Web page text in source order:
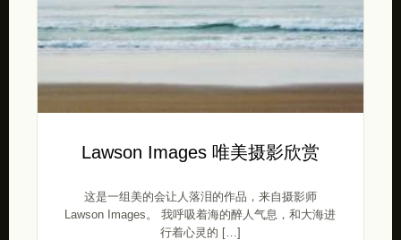
Lawson Images 唯美摄影欣赏
这是一组美的会让人落泪的作品，来自摄影师
Lawson Images。 我呼吸着海的醉人气息，和大海进
行着心灵的 […]